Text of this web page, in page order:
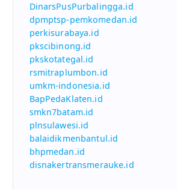
DinarsPusPurbalingga.id
dpmptsp-pemkomedan.id
perkisurabaya.id
pkscibinong.id
pkskotategal.id
rsmitraplumbon.id
umkm-indonesia.id
BapPedaKlaten.id
smkn7batam.id
plnsulawesi.id
balaidikmenbantul.id
bhpmedan.id
disnakertransmerauke.id